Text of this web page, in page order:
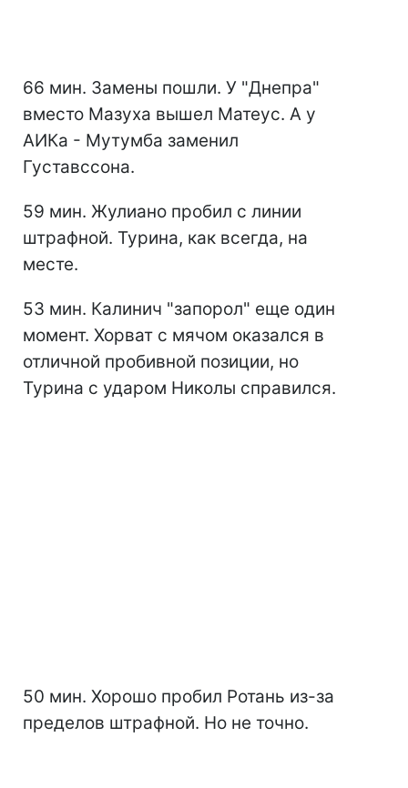
66 мин. Замены пошли. У "Днепра"
вместо Мазуха вышел Матеус. А у
АИКа - Мутумба заменил
Густавссона.
59 мин. Жулиано пробил с линии
штрафной. Турина, как всегда, на
месте.
53 мин. Калинич "запорол" еще один
момент. Хорват с мячом оказался в
отличной пробивной позиции, но
Турина с ударом Николы справился.
50 мин. Хорошо пробил Ротань из-за
пределов штрафной. Но не точно.